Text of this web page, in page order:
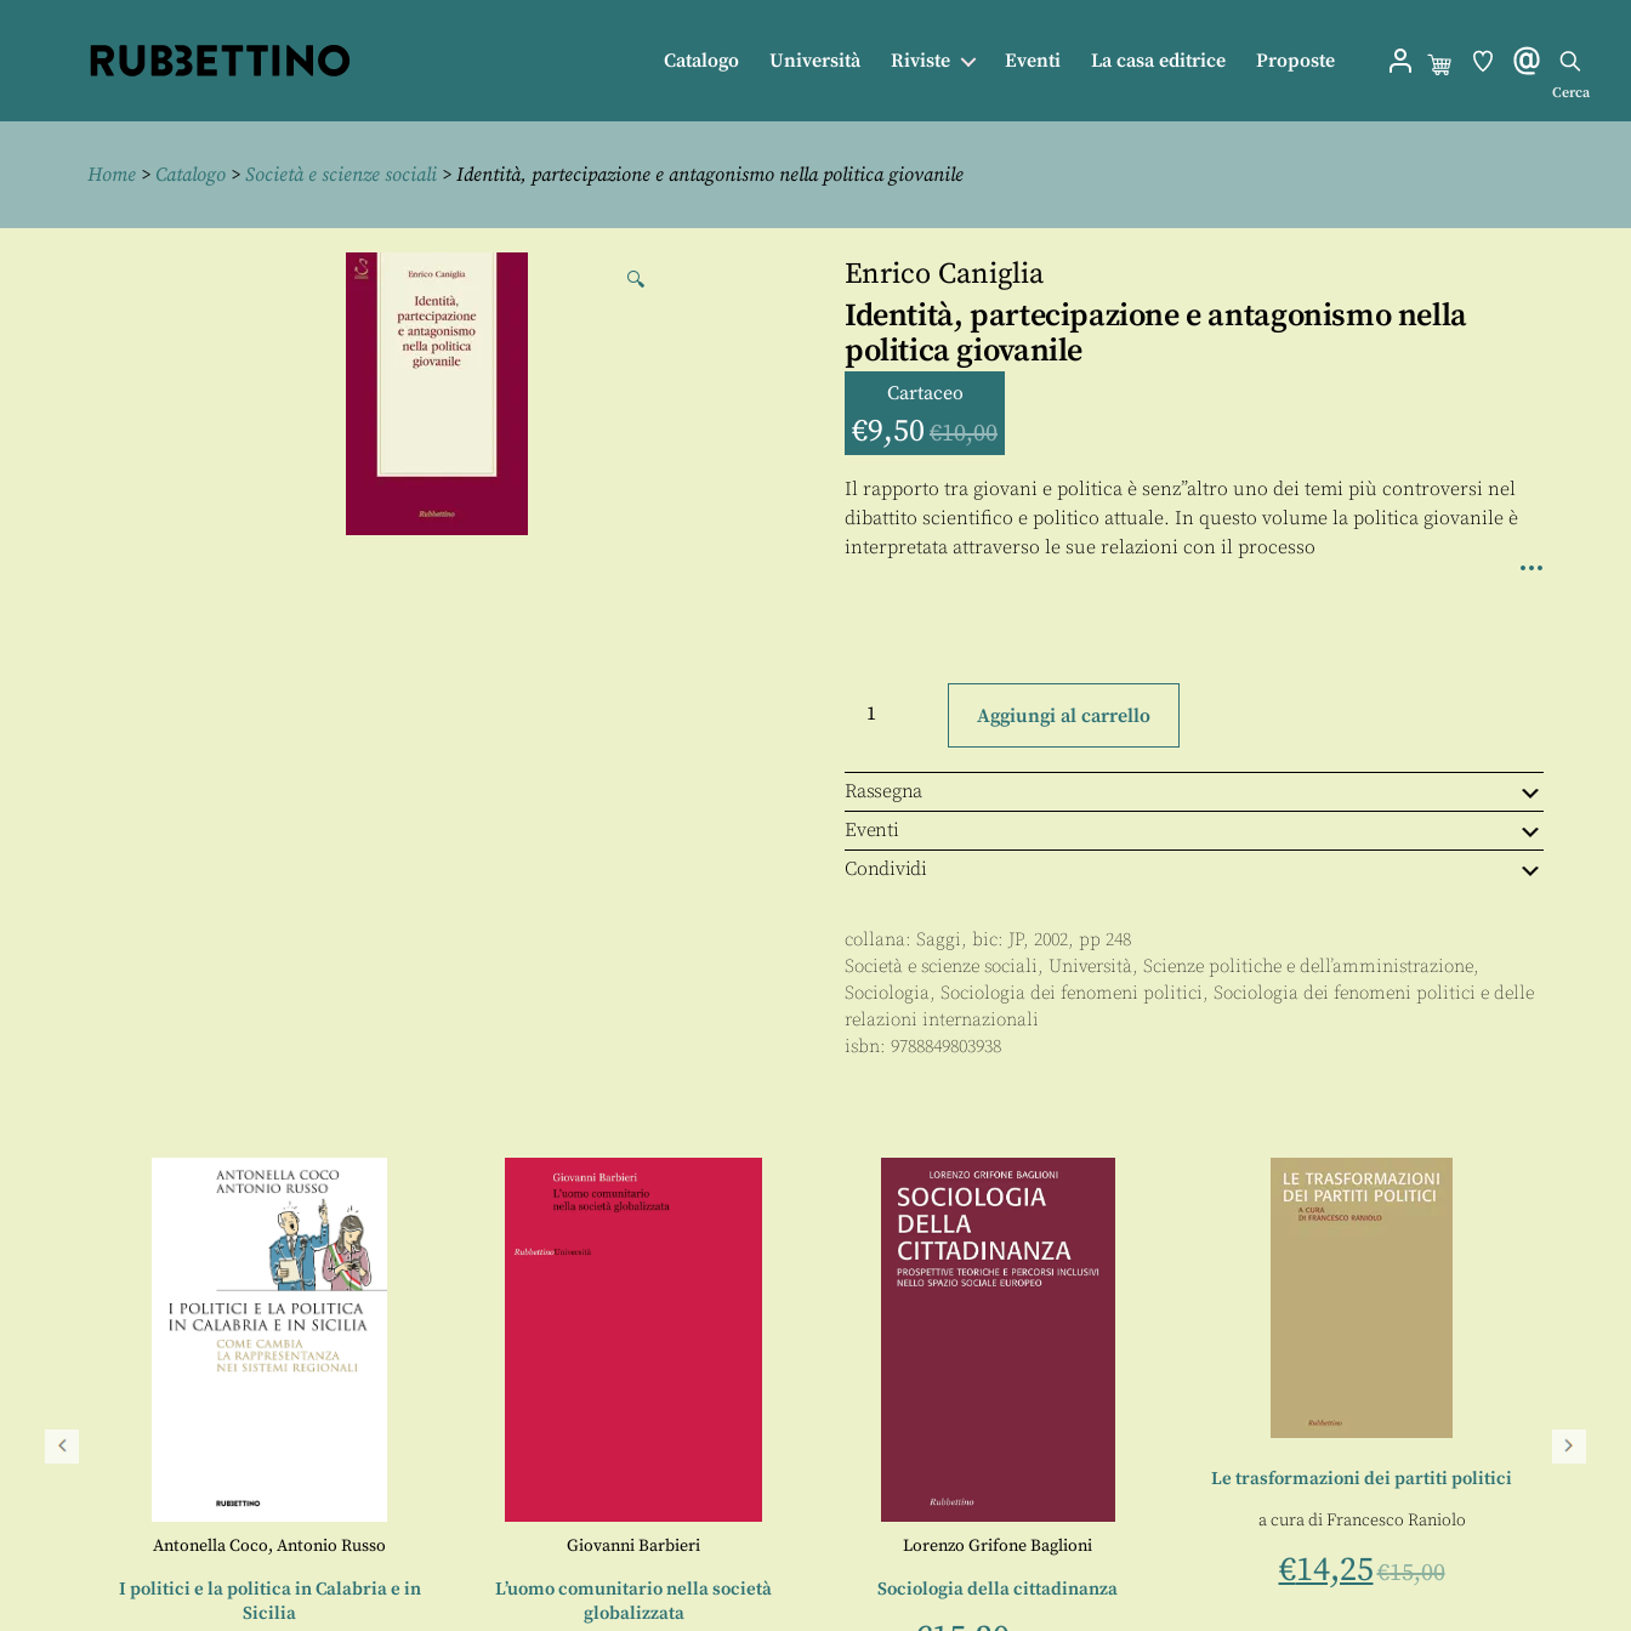
Catalogo Università Riviste Eventi La casa editrice Proposte
Cerca
Home > Catalogo > Società e scienze sociali > Identità, partecipazione e antagonismo nella politica giovanile
🔍 Enrico Caniglia
Identità, partecipazione e antagonismo nella
politica giovanile
Cartaceo
€9,50 €10,00
Il rapporto tra giovani e politica è senz”altro uno dei temi più controversi nel
dibattito scientifico e politico attuale. In questo volume la politica giovanile è
interpretata attraverso le sue relazioni con il processo
partecipazione
antagonismo
nella
politica
giovanile
quantità
Aggiungi al carrello
Rassegna
Eventi
Condividi
collana: Saggi, bic: JP, 2002, pp 248
Società e scienze sociali, Università, Scienze politiche e dell’amministrazione,
Sociologia, Sociologia dei fenomeni politici, Sociologia dei fenomeni politici e delle
relazioni internazionali
isbn: 9788849803938
Antonella Coco, Antonio Russo
I politici e la politica in Calabria e in
Sicilia
Giovanni Barbieri
L’uomo comunitario nella società
globalizzata
Lorenzo Grifone Baglioni
Sociologia della cittadinanza
Le trasformazioni dei partiti politici
a cura diFrancesco Raniolo
€14,25€15,00